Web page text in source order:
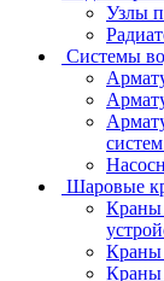
Узлы
Системы
Шаровые
Краны
Краны
Краны